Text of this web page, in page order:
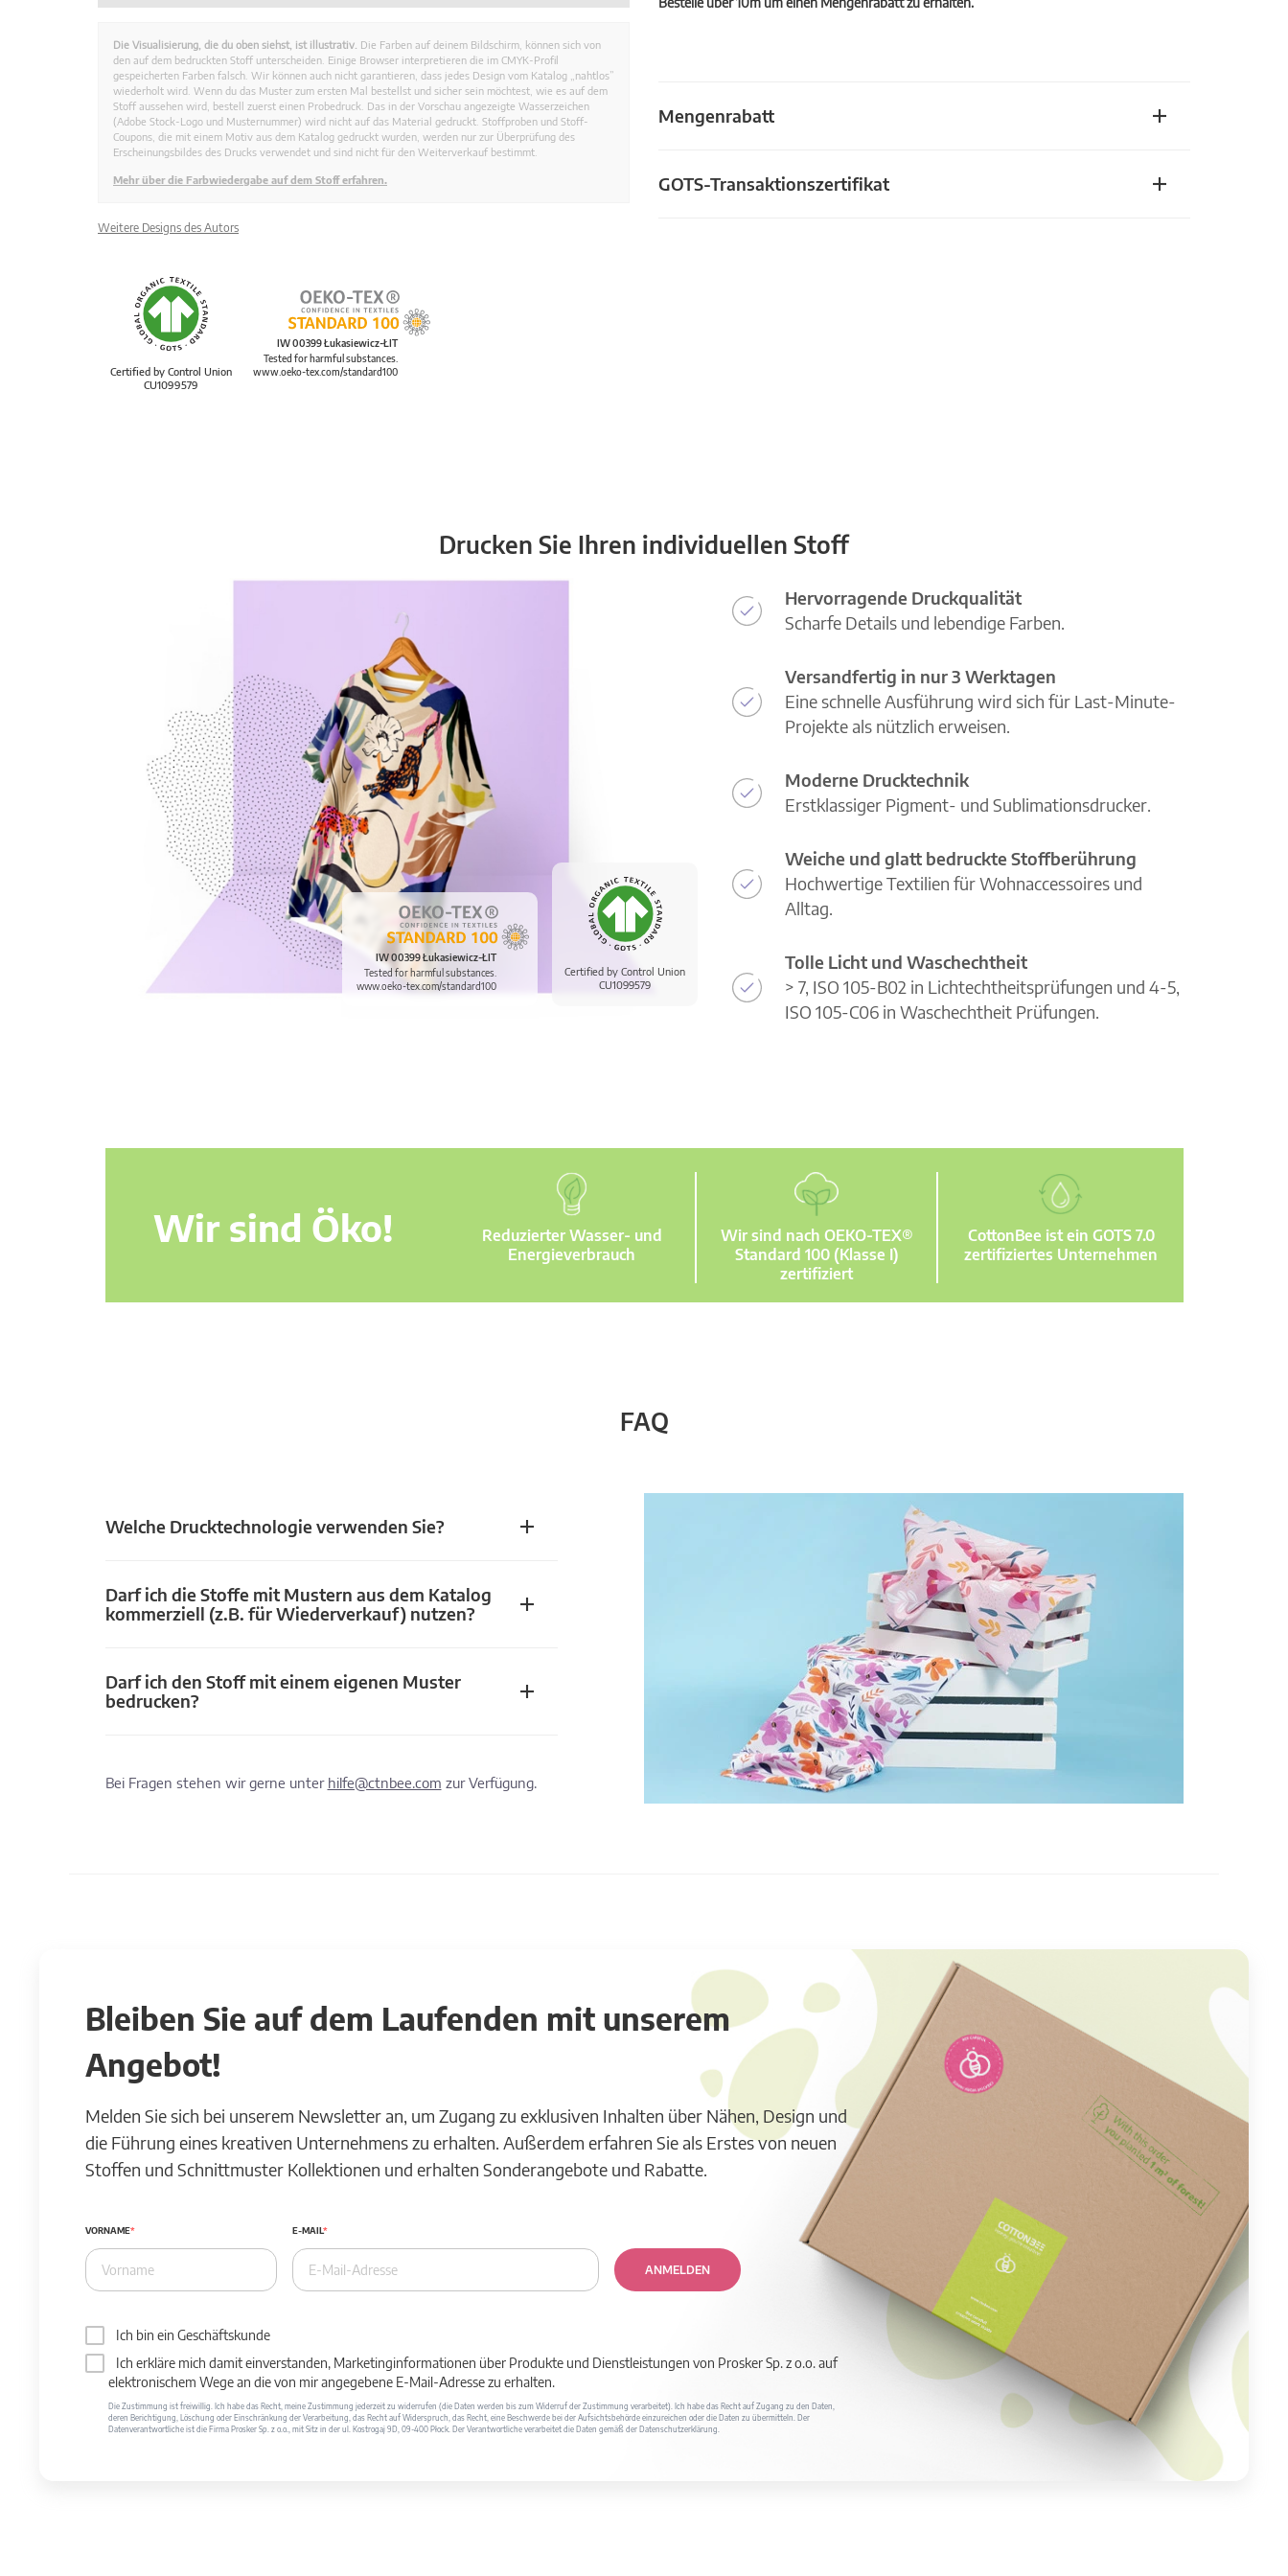
Mengenrabatt
GOTS-Transaktionszertifikat
Die Visualisierung, die du oben siehst, ist illustrativ. Die Farben auf deinem Bildschirm, können sich von
den auf dem bedruckten Stoff unterscheiden. Einige Browser interpretieren die im CMYK-Profil
gespeicherten Farben falsch. Wir können auch nicht garantieren, dass jedes Design vom Katalog „nahtlos”
wiederholt wird. Wenn du das Muster zum ersten Mal bestellst und sicher sein möchtest, wie es auf dem
Stoff aussehen wird, bestell zuerst einen Probedruck. Das in der Vorschau angezeigte Wasserzeichen
(Adobe Stock-Logo und Musternummer) wird nicht auf das Material gedruckt. Stoffproben und Stoff-
Coupons, die mit einem Motiv aus dem Katalog gedruckt wurden, werden nur zur Überprüfung des
Erscheinungsbildes des Drucks verwendet und sind nicht für den Weiterverkauf bestimmt.
Mehr über die Farbwiedergabe auf dem Stoff erfahren.
Weitere Designs des Autors
Certified by Control Union
CU1099579
IW 00399 Łukasiewicz-ŁIT
Tested for harmful substances.
www.oeko-tex.com/standard100
Drucken Sie Ihren individuellen Stoff
Certified by Control Union
CU1099579
IW 00399 Łukasiewicz-ŁIT
Tested for harmful substances.
www.oeko-tex.com/standard100
Hervorragende Druckqualität
Scharfe Details und lebendige Farben.
Versandfertig in nur 3 Werktagen
Eine schnelle Ausführung wird sich für Last-Minute-
Projekte als nützlich erweisen.
Moderne Drucktechnik
Erstklassiger Pigment- und Sublimationsdrucker.
Weiche und glatt bedruckte Stoffberührung
Hochwertige Textilien für Wohnaccessoires und
Alltag.
Tolle Licht und Waschechtheit
> 7, ISO 105-B02 in Lichtechtheitsprüfungen und 4-5,
ISO 105-C06 in Waschechtheit Prüfungen.
Wir sind Öko!
Reduzierter Wasser- und
Energieverbrauch
Wir sind nach OEKO-TEX®
Standard 100 (Klasse I)
zertifiziert
CottonBee ist ein GOTS 7.0
zertifiziertes Unternehmen
FAQ
Welche Drucktechnologie verwenden Sie?
Darf ich die Stoffe mit Mustern aus dem Katalog
kommerziell (z.B. für Wiederverkauf) nutzen?
Darf ich den Stoff mit einem eigenen Muster
bedrucken?
Bei Fragen stehen wir gerne unter hilfe@ctnbee.com zur Verfügung.
Bleiben Sie auf dem Laufenden mit unserem
Angebot!
Melden Sie sich bei unserem Newsletter an, um Zugang zu exklusiven Inhalten über Nähen, Design und
die Führung eines kreativen Unternehmens zu erhalten. Außerdem erfahren Sie als Erstes von neuen
Stoffen und Schnittmuster Kollektionen und erhalten Sonderangebote und Rabatte.
VORNAME E-MAIL
ANMELDEN
Ich bin ein Geschäftskunde
Ich erkläre mich damit einverstanden, Marketinginformationen über Produkte und Dienstleistungen von Prosker Sp. z o.o. auf
elektronischem Wege an die von mir angegebene E-Mail-Adresse zu erhalten.
Die Zustimmung ist freiwillig. Ich habe das Recht, meine Zustimmung jederzeit zu widerrufen (die Daten werden bis zum Widerruf der Zustimmung verarbeitet). Ich habe das Recht auf Zugang zu den Daten,
deren Berichtigung, Löschung oder Einschränkung der Verarbeitung, das Recht auf Widerspruch, das Recht, eine Beschwerde bei der Aufsichtsbehörde einzureichen oder die Daten zu übermitteln. Der
Datenverantwortliche ist die Firma Prosker Sp. z o.o., mit Sitz in der ul. Kostrogaj 9D, 09-400 Płock. Der Verantwortliche verarbeitet die Daten gemäß der Datenschutzerklärung.